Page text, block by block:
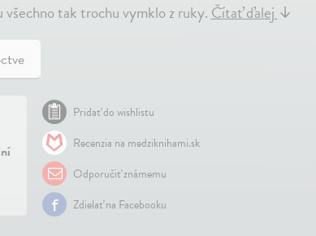
všechno tak trochu vymklo z ruky.Čítať ďalej↓
Pridať do wishlistu
Recenzia na medziknihami.sk
Odporučiť známemu
Zdielať na Facebooku